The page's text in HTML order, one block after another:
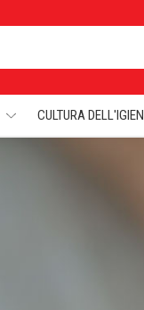
CULTURA